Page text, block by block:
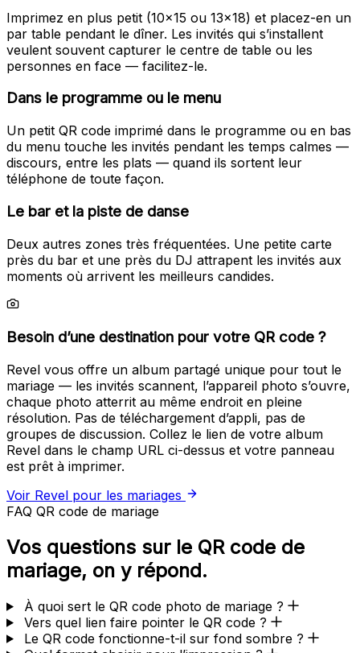
Imprimez en plus petit (10x15 ou 13x18) et placez-en un
par table pendant le dîner. Les invités qui s’installent
veulent souvent capturer le centre de table ou les
personnes en face — facilitez-le.
Dans le programme ou le menu
Un petit QR code imprimé dans le programme ou en bas
du menu touche les invités pendant les temps calmes —
discours, entre les plats — quand ils sortent leur
téléphone de toute façon.
Le bar et la piste de danse
Deux autres zones très fréquentées. Une petite carte
près du bar et une près du DJ attrapent les invités aux
moments où arrivent les meilleurs candides.
Besoin d’une destination pour votre QR code ?
Revel vous offre un album partagé unique pour tout le
mariage — les invités scannent, l’appareil photo s’ouvre,
chaque photo atterrit au même endroit en pleine
résolution. Pas de téléchargement d’appli, pas de
groupes de discussion. Collez le lien de votre album
Revel dans le champ URL ci-dessus et votre panneau
est prêt à imprimer.
Voir Revel pour les mariages
FAQ QR code de mariage
Vos questions sur le QR code de
mariage, on y répond.
À quoi sert le QR code photo de mariage ?
Vers quel lien faire pointer le QR code ?
Le QR code fonctionne-t-il sur fond sombre ?